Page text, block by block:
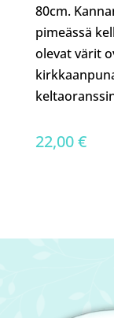
80cm.
pimeässä
olevat värit
22,00€